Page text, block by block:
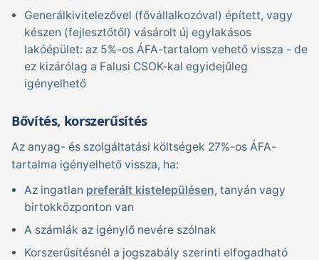
Generálkivitelezővel (fővállalkozóval) épített, vagy
készen (fejlesztőtől) vásárolt új egylakásos
lakóépület: az 5%-os ÁFA-tartalom vehető vissza - de
ez kizárólag a Falusi CSOK-kal egyidejűleg
igényelhető
Bővítés, korszerűsítés
Az anyag- és szolgáltatási költségek 27%-os ÁFA-
tartalma igényelhető vissza, ha:
Az ingatlan preferált kistelepülésen, tanyán vagy
birtokközponton van
A számlák az igénylő nevére szólnak
Korszerűsítésnél a jogszabály szerinti elfogadható